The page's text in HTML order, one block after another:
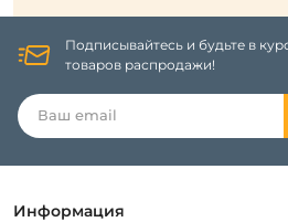
Подписывайтесь и будьте в
товаров распродажи!
Информация